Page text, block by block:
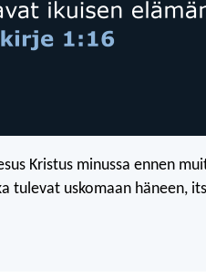
Kristus minussa ennen
tulevat uskomaan häneen,